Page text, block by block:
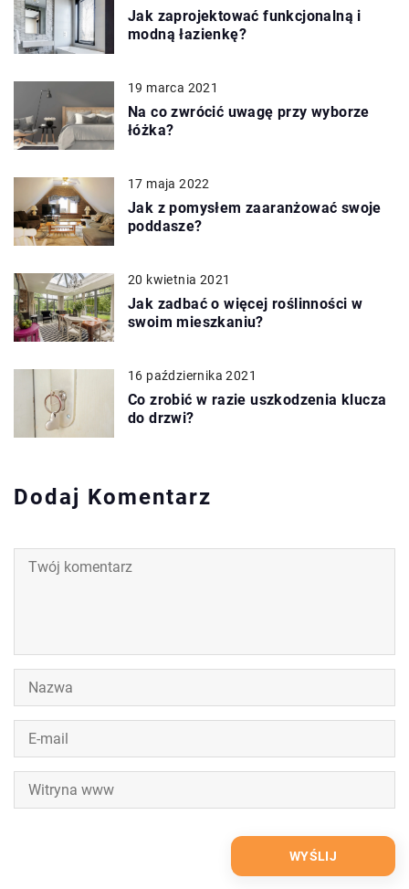
Jak zaprojektować funkcjonalną i
modną łazienkę?
19 marca 2021
Na co zwrócić uwagę przy wyborze
łóżka?
17 maja 2022
Jak z pomysłem zaaranżować swoje
poddasze?
20 kwietnia 2021
Jak zadbać o więcej roślinności w
swoim mieszkaniu?
16 października 2021
Co zrobić w razie uszkodzenia klucza
do drzwi?
Dodaj Komentarz